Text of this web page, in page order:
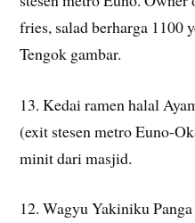
fries, salad berharga 1100
Tengok gambar.
13. Kedai ramen halal
(exit stesen metro Euno-
minit dari masjid.
12. Wagyu Yakiniku